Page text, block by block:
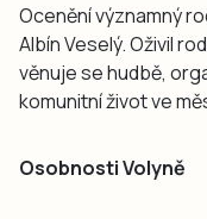
Ocenění významný
Albín Veselý. Oživil
věnuje se hudbě,
komunitní život ve
Osobnosti Volyně